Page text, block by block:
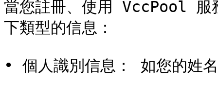
當您註冊、使用 VccPool 服
下類型的信息：
• 個人識別信息： 如您的姓